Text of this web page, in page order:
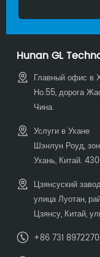
Hunan GL
Главный офис в
Но.55, дорога
Чина.
Услуги в Ухане
Шэнлун Роуд,
Ухань, Китай.
Цзянсуский
улица Луотан,
Цзянсу, Китай,
+86 731